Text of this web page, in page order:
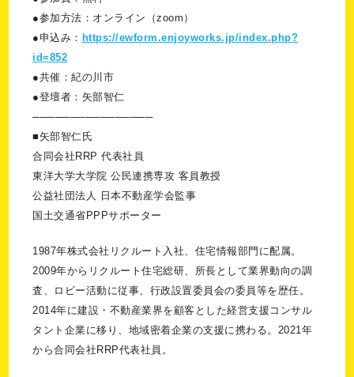
●参加方法：オンライン（zoom）
●申込み： https://ewform.enjoyworks.jp/index.php?
id=852
●共催：紀の川市
●登壇者：矢部智仁
────────────────
■矢部智仁氏
合同会社RRP 代表社員
東洋大学大学院 公民連携専攻 客員教授
公益社団法人 日本不動産学会監事
国土交通省PPPサポーター
1987年株式会社リクルート入社、住宅情報部門に配属。
2009年からリクルート住宅総研、所長として業界動向の調
査、ロビー活動に従事、行政設置委員会の委員等を歴任。
2014年に建設・不動産業界を顧客とした経営支援コンサル
タント企業に移り、地域密着企業の支援に携わる。2021年
から合同会社RRP代表社員。